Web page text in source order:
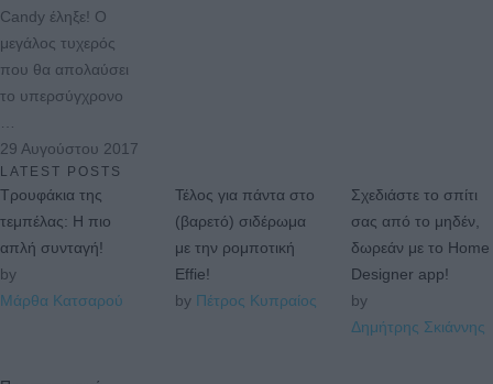
Candy έληξε! Ο
μεγάλος τυχερός
που θα απολαύσει
το υπερσύγχρονο
29 Αυγούστου 2017
LATEST POSTS
Τρουφάκια της
τεμπέλας: Η πιο
απλή συνταγή!
by
Μάρθα Κατσαρού
Τέλος για πάντα στο
(βαρετό) σιδέρωμα
με την ρομποτική
Effie!
by Πέτρος Κυπραίος
Σχεδιάστε το σπίτι
σας από το μηδέν,
δωρεάν με το Home
Designer app!
by
Δημήτρης Σκιάννης